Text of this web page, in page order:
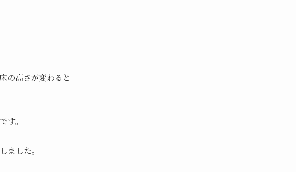
の高さが変わると
す。
ました。